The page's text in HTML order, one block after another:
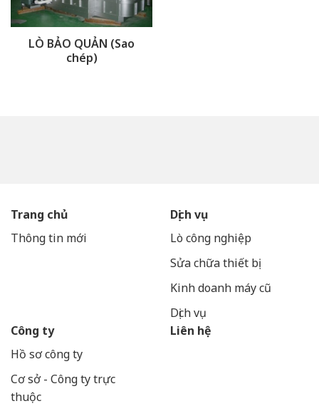
LÒ BẢO QUẢN (Sao
chép)
Trang chủ
Thông tin mới
Dịch vụ
Lò công nghiệp
Sửa chữa thiết bị
Kinh doanh máy cũ
Dịch vụ
Công ty
Hồ sơ công ty
Cơ sở - Công ty trực
thuộc
Liên hệ